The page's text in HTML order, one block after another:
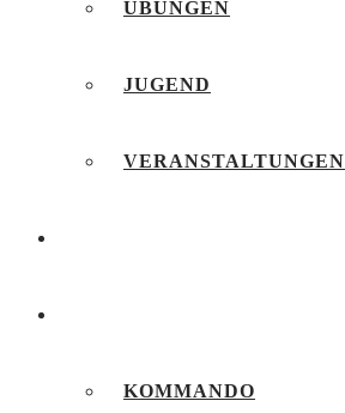
ÜBUNGEN
JUGEND
VERANSTALTUNGEN
KOMMANDO